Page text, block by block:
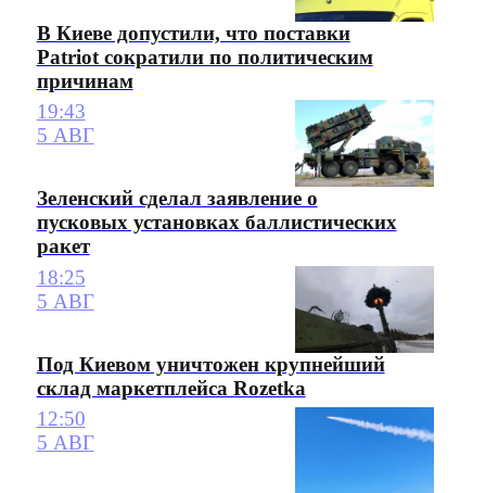
В Киеве допустили, что поставки
Patriot сократили по политическим
причинам
19:43
5 АВГ
Зеленский сделал заявление о
пусковых установках баллистических
ракет
18:25
5 АВГ
Под Киевом уничтожен крупнейший
склад маркетплейса Rozetka
12:50
5 АВГ